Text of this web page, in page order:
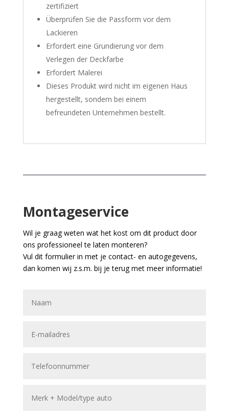
zertifiziert
Überprüfen Sie die Passform vor dem
Lackieren
Erfordert eine Grundierung vor dem
Verlegen der Deckfarbe
Erfordert Malerei
Dieses Produkt wird nicht im eigenen Haus
hergestellt, sondern bei einem
befreundeten Unternehmen bestellt.
Montageservice
Wil je graag weten wat het kost om dit product door
ons professioneel te laten monteren?
Vul dit formulier in met je contact- en autogegevens,
dan komen wij z.s.m. bij je terug met meer informatie!